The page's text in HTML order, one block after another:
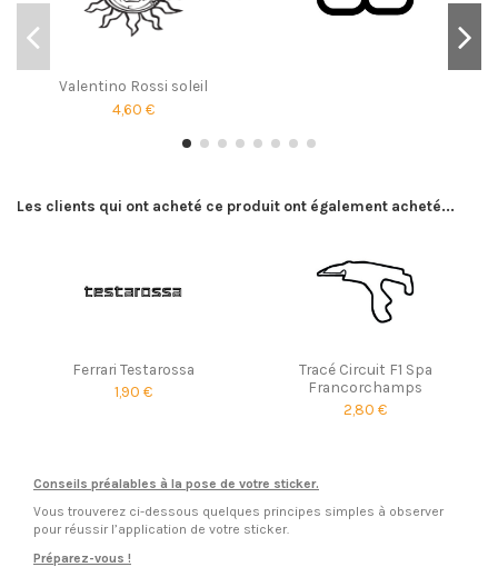
Valentino Rossi soleil
4,60 €
Les clients qui ont acheté ce produit ont également acheté...
Ferrari Testarossa
1,90 €
Tracé Circuit F1 Spa
Francorchamps
2,80 €
Conseils préalables à la pose de votre sticker.
Vous trouverez ci-dessous quelques principes simples à observer
pour réussir l’application de votre sticker.
Préparez-vous !